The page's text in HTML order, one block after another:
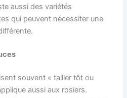
aussi des variétés
qui peuvent nécessiter une
souvent « tailler tôt ou
aussi aux rosiers.